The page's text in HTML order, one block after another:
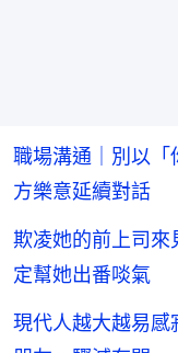
職場溝通｜別以
方樂意延續對話
欺凌她的前上司
定幫她出番啖氣
現代人越大越易